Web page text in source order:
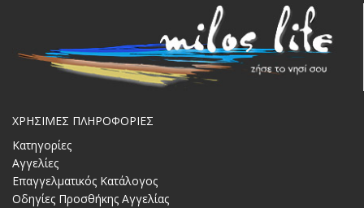
ΧΡΗΣΙΜΕΣ ΠΛΗΡΟΦΟΡΙΕΣ
Κατηγορίες
Αγγελίες
Επαγγελματικός Κατάλογος
Οδηγίες Προσθήκης Αγγελίας